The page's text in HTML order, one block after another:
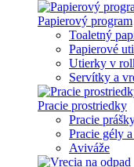
Papierový program
Toaletný
Papierové
Utierky v
Servítky a
Pracie prostriedky
Pracie
Pracie gély
Aviváže